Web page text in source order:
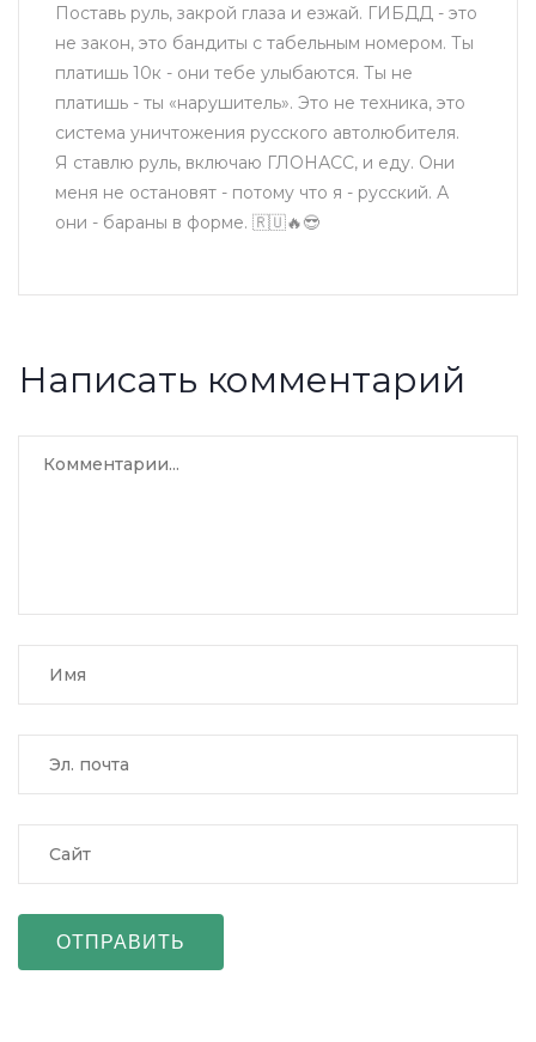
Поставь руль, закрой глаза и езжай. ГИБДД - это
не закон, это бандиты с табельным номером. Ты
платишь 10к - они тебе улыбаются. Ты не
платишь - ты «нарушитель». Это не техника, это
система уничтожения русского автолюбителя.
Я ставлю руль, включаю ГЛОНАСС, и еду. Они
меня не остановят - потому что я - русский. А
они - бараны в форме. 🇷🇺🔥😎
Написать комментарий
ОТПРАВИТЬ